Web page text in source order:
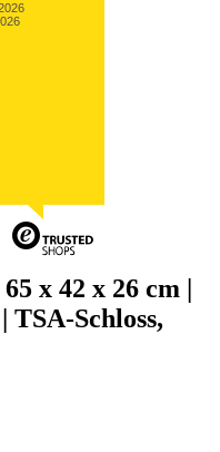
x 42 x 26 cm |
Schloss,